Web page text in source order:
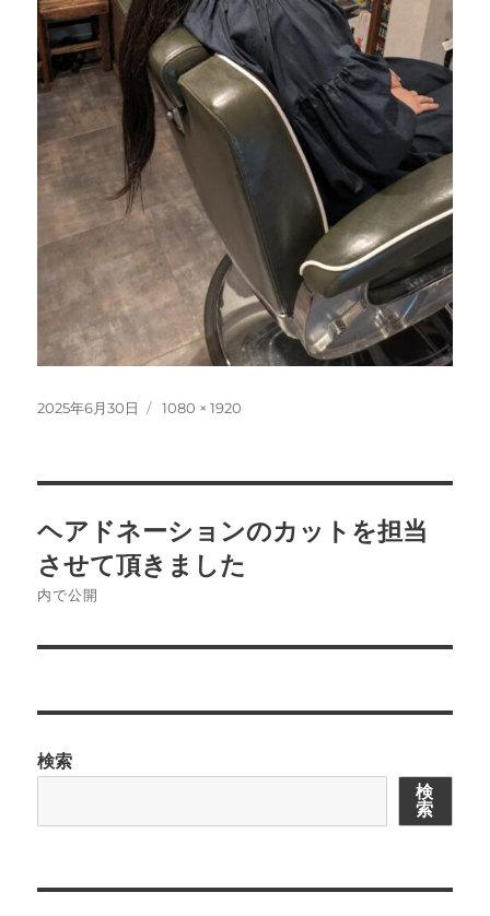
投
2025年6月30日
フ
1080 × 1920
稿
ナ
ビ
シ
ョ
ヘアドネーションのカットを担当
させて頂きました
内で公開
検索
検
索